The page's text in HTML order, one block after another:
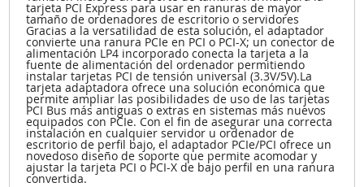
tarjeta PCI Express para usar en ranuras de mayor
tamaño de ordenadores de escritorio o servidores
Gracias a la versatilidad de esta solución, el adaptador
convierte una ranura PCIe en PCI o PCI-X; un conector de
alimentación LP4 incorporado conecta la tarjeta a la
fuente de alimentación del ordenador permitiendo
instalar tarjetas PCI de tensión universal (3.3V/5V).La
tarjeta adaptadora ofrece una solución económica que
permite ampliar las posibilidades de uso de las tarjetas
PCI Bus más antiguas o extras en sistemas más nuevos
equipados con PCIe. Con el fin de asegurar una correcta
instalación en cualquier servidor u ordenador de
escritorio de perfil bajo, el adaptador PCIe/PCI ofrece un
novedoso diseño de soporte que permite acomodar y
ajustar la tarjeta PCI o PCI-X de bajo perfil en una ranura
convertida.